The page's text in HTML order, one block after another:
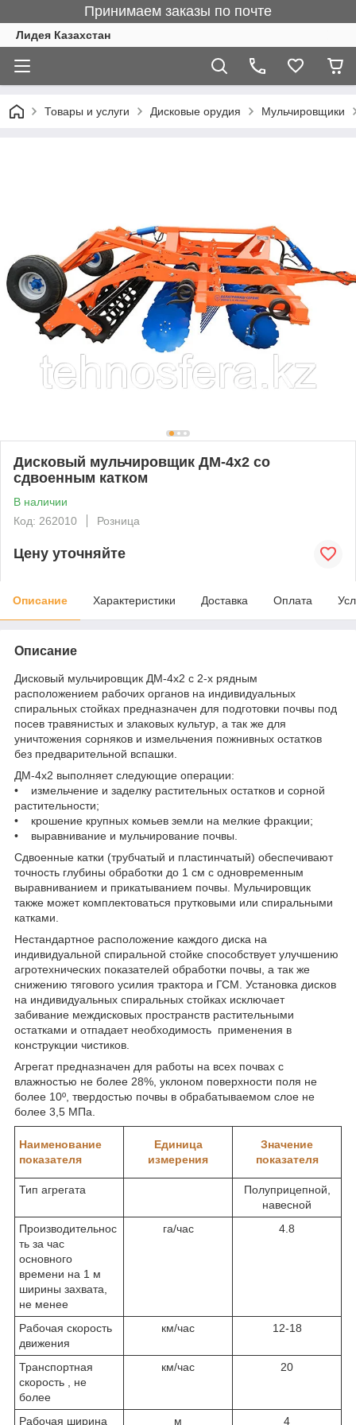
Принимаем заказы по почте
Лидея Казахстан
Товары и услуги Дисковые орудия Мульчировщики
Дисковый мульчировщик ДМ-4х2 со
сдвоенным катком
В наличии
Код: 262010
Розница
Цену уточняйте
Описание Характеристики Доставка Оплата
Описание
Дисковый мульчировщик ДМ-4х2 с 2-х рядным
расположением рабочих органов на индивидуальных
спиральных стойках предназначен для подготовки почвы под
посев травянистых и злаковых культур, а так же для
уничтожения сорняков и измельчения пожнивных остатков
без предварительной вспашки.
ДМ-4х2 выполняет следующие операции:
• измельчение и заделку растительных остатков и сорной
растительности;
• крошение крупных комьев земли на мелкие фракции;
• выравнивание и мульчирование почвы.
Сдвоенные катки (трубчатый и пластинчатый) обеспечивают
точность глубины обработки до 1 см с одновременным
выравниванием и прикатыванием почвы. Мульчировщик
также может комплектоваться прутковыми или спиральными
катками.
Нестандартное расположение каждого диска на
индивидуальной спиральной стойке способствует улучшению
агротехнических показателей обработки почвы, а так же
снижению тягового усилия трактора и ГСМ. Установка дисков
на индивидуальных спиральных стойках исключает
забивание междисковых пространств растительными
остатками и отпадает необходимость применения в
конструкции чистиков.
Агрегат предназначен для работы на всех почвах с
влажностью не более 28%, уклоном поверхности поля не
более 10º, твердостью почвы в обрабатываемом слое не
более 3,5 МПа.
Наименование
показателя
Единица
измерения
Значение
показателя
Тип агрегата
Полуприцепной,
навесной
Производительнос
ть за час
основного
времени на 1 м
ширины захвата,
не менее
га/час 4.8
Рабочая скорость
движения
км/час 12-18
Транспортная
скорость , не
более
км/час 20
Рабочая ширина м 4